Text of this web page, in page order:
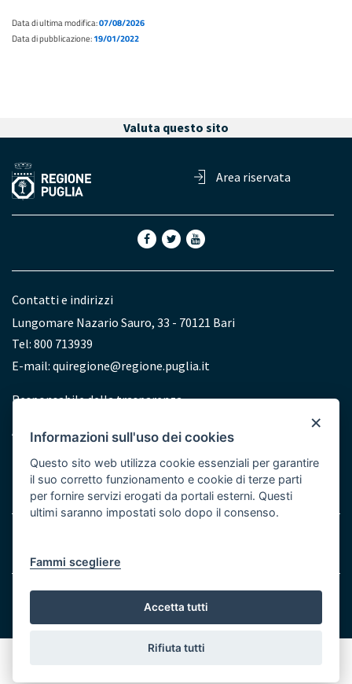
Data di ultima modifica:07/08/2026
Data di pubblicazione:19/01/2022
Valuta questo sito
Area riservata
Contatti e indirizzi
Lungomare Nazario Sauro, 33 - 70121 Bari
Tel: 800 713939
E-mail: quiregione@regione.puglia.it
Redazione
Responsabile della trasparenza
Accessibilità
Menu
© Regione Puglia
×
Informazioni sull'uso dei cookies
Questo sito web utilizza cookie essenziali per garantire
il suo corretto funzionamento e cookie di terze parti
per fornire servizi erogati da portali esterni. Questi
ultimi saranno impostati solo dopo il consenso.
Fammi scegliere
Accetta tutti
Rifiuta tutti